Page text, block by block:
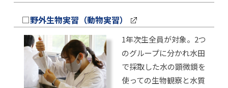
□野外生物実習（動物実習）
1年次生全員が対象。2つ
のグループに分かれ水田
で採取した水の顕微鏡を
使っての生物観察と水質